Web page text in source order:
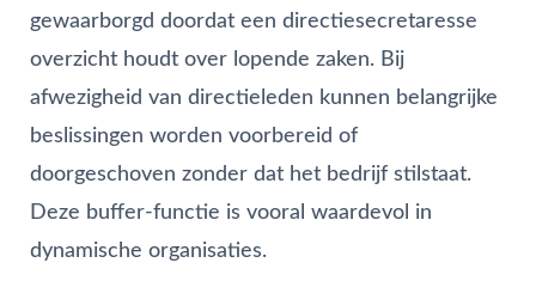
gewaarborgd doordat een directiesecretaresse
overzicht houdt over lopende zaken. Bij
afwezigheid van directieleden kunnen belangrijke
beslissingen worden voorbereid of
doorgeschoven zonder dat het bedrijf stilstaat.
Deze buffer-functie is vooral waardevol in
dynamische organisaties.